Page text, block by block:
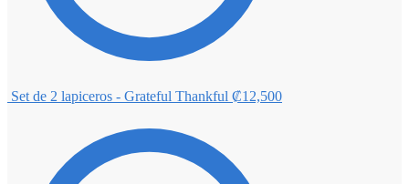
Set de 2 lapiceros - Grateful Thankful ₡12,500